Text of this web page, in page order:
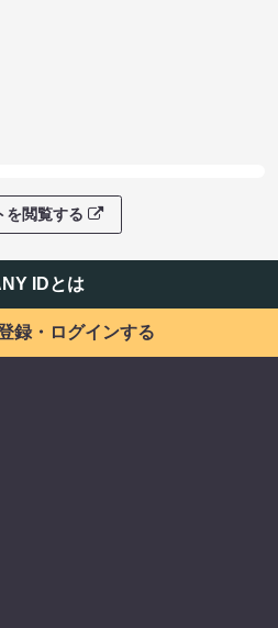
を閲覧する
IDとは
録・ログインする